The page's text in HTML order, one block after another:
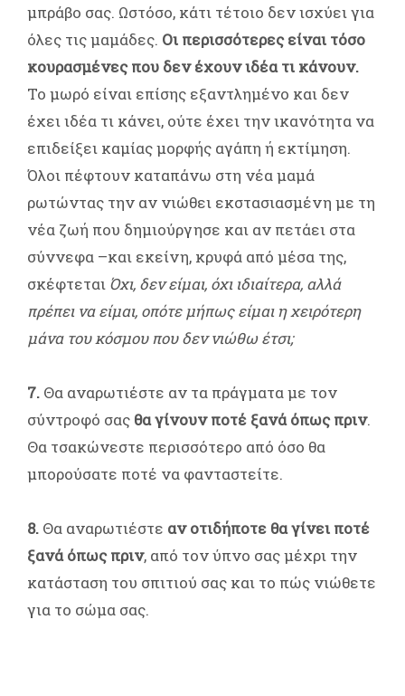
μπράβο σας. Ωστόσο, κάτι τέτοιο δεν ισχύει για
όλες τις μαμάδες. Οι περισσότερες είναι τόσο
κουρασμένες που δεν έχουν ιδέα τι κάνουν.
Το μωρό είναι επίσης εξαντλημένο και δεν
έχει ιδέα τι κάνει, ούτε έχει την ικανότητα να
επιδείξει καμίας μορφής αγάπη ή εκτίμηση.
Όλοι πέφτουν καταπάνω στη νέα μαμά
ρωτώντας την αν νιώθει εκστασιασμένη με τη
νέα ζωή που δημιούργησε και αν πετάει στα
σύννεφα –και εκείνη, κρυφά από μέσα της,
σκέφτεται Όχι, δεν είμαι, όχι ιδιαίτερα, αλλά
πρέπει να είμαι, οπότε μήπως είμαι η χειρότερη
μάνα του κόσμου που δεν νιώθω έτσι;
7. Θα αναρωτιέστε αν τα πράγματα με τον
σύντροφό σας θα γίνουν ποτέ ξανά όπως πριν.
Θα τσακώνεστε περισσότερο από όσο θα
μπορούσατε ποτέ να φανταστείτε.
8. Θα αναρωτιέστε αν οτιδήποτε θα γίνει ποτέ
ξανά όπως πριν, από τον ύπνο σας μέχρι την
κατάσταση του σπιτιού σας και το πώς νιώθετε
για το σώμα σας.